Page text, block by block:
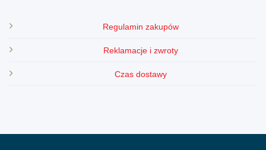
Regulamin zakupów
Reklamacje i zwroty
Czas dostawy